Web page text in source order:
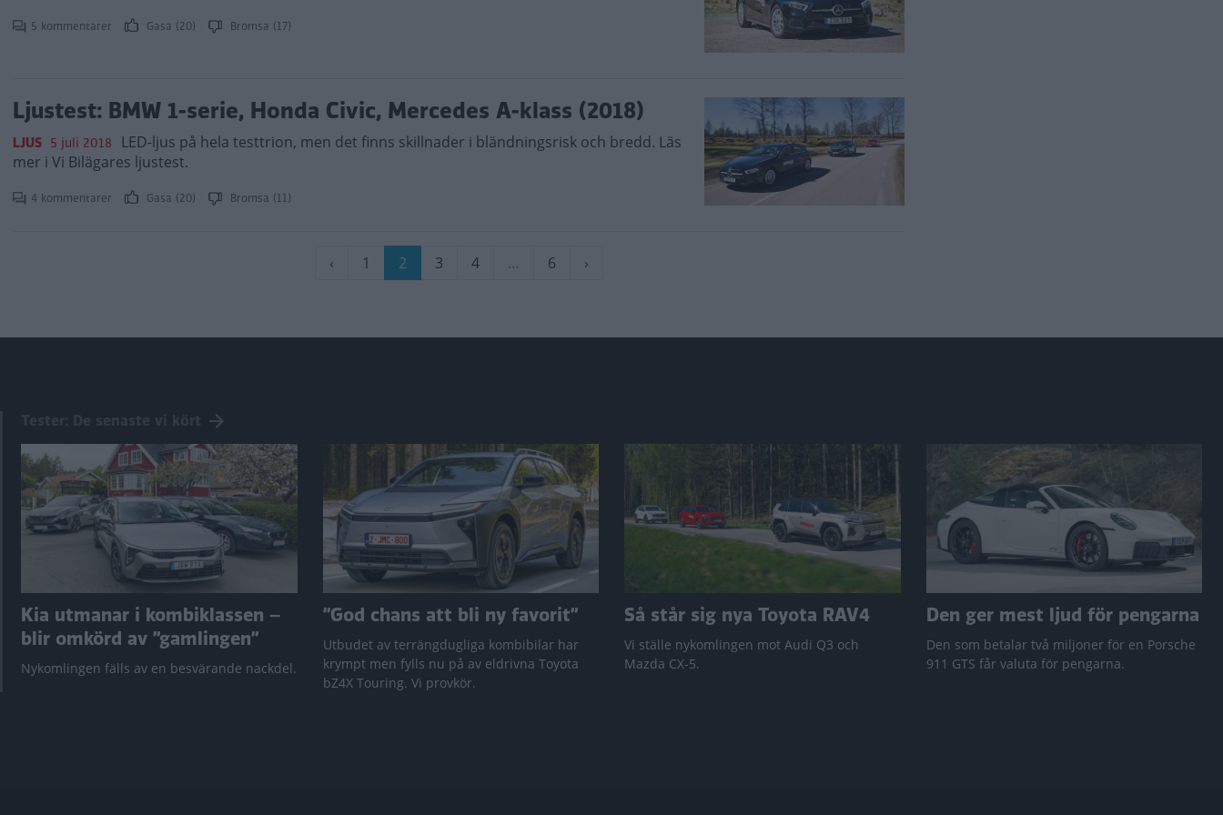
5 kommentarer Gasa (20) Bromsa (17)
Ljustest: BMW 1-serie, Honda Civic, Mercedes A-klass (2018)
LJUS 5 juli 2018 LED-ljus på hela testtrion, men det finns skillnader i bländningsrisk och bredd. Läs
mer i Vi Bilägares ljustest.
4 kommentarer Gasa (20) Bromsa (11)
Föregående
‹ Sida
1
Nuvarande
2 Sida
3 Sida
4 … Sida
6
Nästa
›
Kia utmanar i kombiklassen –
blir omkörd av ”gamlingen”
Nykomlingen fälls av en besvärande nackdel.
”God chans att bli ny favorit”
Utbudet av terrängdugliga kombibilar har
krympt men fylls nu på av eldrivna Toyota
bZ4X Touring. Vi provkör.
Så står sig nya Toyota RAV4
Vi ställe nykomlingen mot Audi Q3 och
Mazda CX-5.
Den ger mest ljud för pengarna
Den som betalar två miljoner för en Porsche
911 GTS får valuta för pengarna.